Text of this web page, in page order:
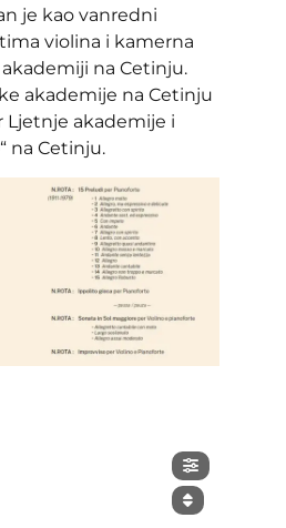
je kao vanredni
violina i kamerna
na Cetinju.
akademije na Cetinju
akademije i
na Cetinju.